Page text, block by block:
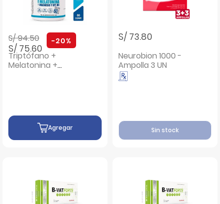
Precio rebajado de
S/ 94.50a
S/ 75.60
-20%
Triptófano +
Melatonina +
Agregar
S/ 73.80
Neurobion 1000 -
Ampolla 3 UN
Sin stock